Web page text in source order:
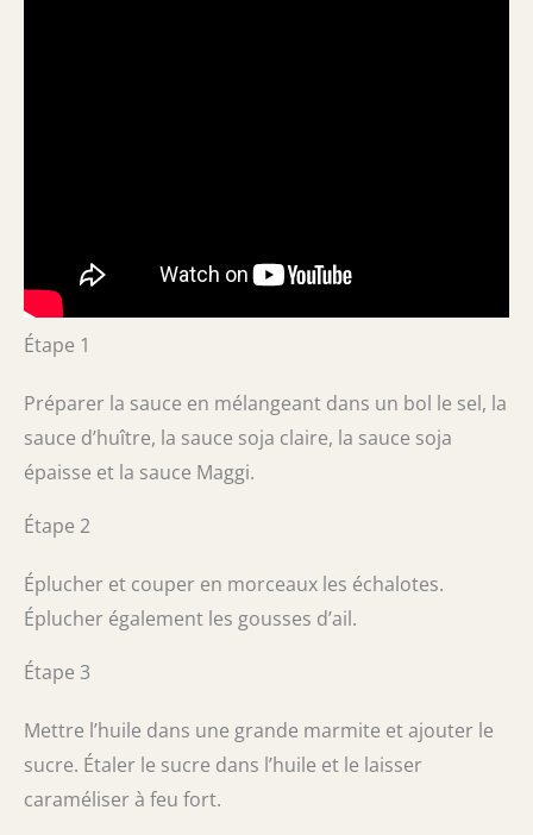
Étape 1
Préparer la sauce en mélangeant dans un bol le sel, la
sauce d’huître, la sauce soja claire, la sauce soja
épaisse et la sauce Maggi.
Étape 2
Éplucher et couper en morceaux les échalotes.
Éplucher également les gousses d’ail.
Étape 3
Mettre l’huile dans une grande marmite et ajouter le
sucre. Étaler le sucre dans l’huile et le laisser
caraméliser à feu fort.